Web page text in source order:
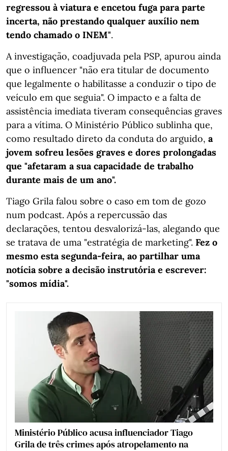
regressou à viatura e encetou fuga para parte
incerta, não prestando qualquer auxílio nem
tendo chamado o INEM".
A investigação, coadjuvada pela PSP, apurou ainda
que o influencer "não era titular de documento
que legalmente o habilitasse a conduzir o tipo de
veículo em que seguia". O impacto e a falta de
assistência imediata tiveram consequências graves
para a vítima. O Ministério Público sublinha que,
como resultado direto da conduta do arguido, a
jovem sofreu lesões graves e dores prolongadas
que "afetaram a sua capacidade de trabalho
durante mais de um ano".
Tiago Grila falou sobre o caso em tom de gozo
num podcast. Após a repercussão das
declarações, tentou desvalorizá-las, alegando que
se tratava de uma "estratégia de marketing". Fez o
mesmo esta segunda-feira, ao partilhar uma
notícia sobre a decisão instrutória e escrever:
"somos mídia".
Ministério Público acusa influenciador Tiago
Grila de três crimes após atropelamento na